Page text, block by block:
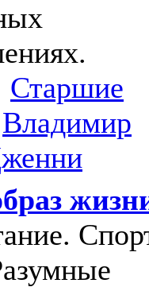
Старшие
Владимир